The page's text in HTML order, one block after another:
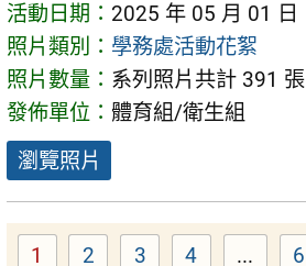
活動日期： 2025 年 05 月 01 日
照片類別： 學務處活動花絮
照片數量： 系列照片共計 391 張
發佈單位： 體育組/衛生組
瀏覽照片
Page
1 Page
2 Page
3 Page
4 ... 6